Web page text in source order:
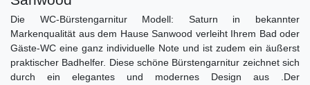
Die WC-Bürstengarnitur Modell: Saturn in bekannter
Markenqualität aus dem Hause Sanwood verleiht Ihrem Bad oder
Gäste-WC eine ganz individuelle Note und ist zudem ein äußerst
praktischer Badhelfer. Diese schöne Bürstengarnitur zeichnet sich
durch ein elegantes und modernes Design aus .Der